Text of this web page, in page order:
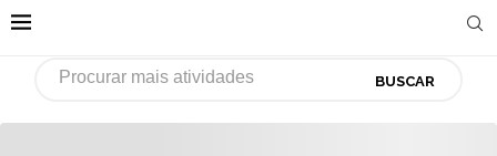
BUSCAR